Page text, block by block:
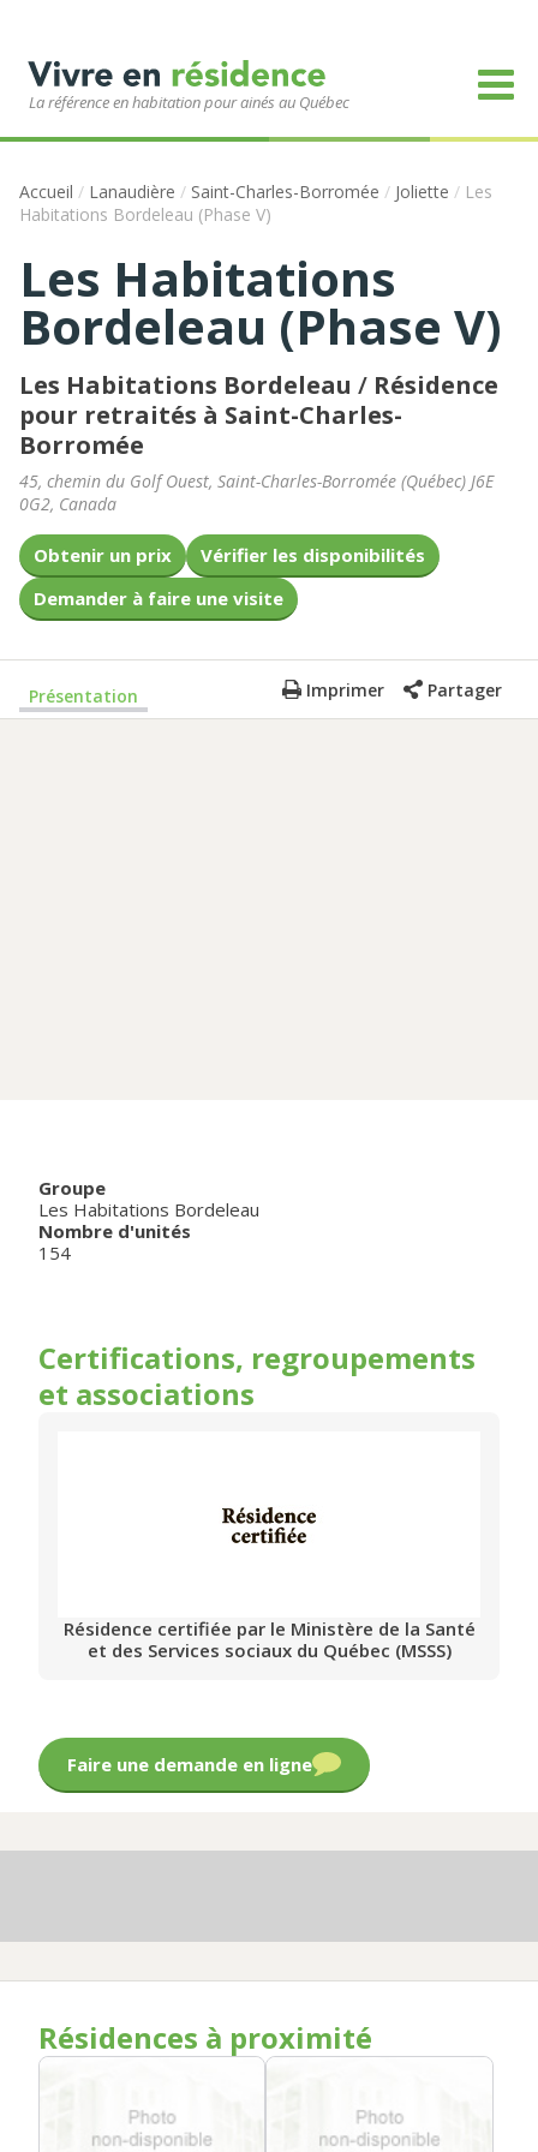
La référence en habitation pour ainés au Québec
Accueil / Lanaudière / Saint-Charles-Borromée / Joliette / Les
Habitations Bordeleau (Phase V)
Les Habitations
Bordeleau (Phase V)
Les Habitations Bordeleau / Résidence
pour retraités à Saint-Charles-
Borromée
45, chemin du Golf Ouest, Saint-Charles-Borromée (Québec) J6E
0G2, Canada
Obtenir un prix
Vérifier les disponibilités
Demander à faire une visite
Présentation Imprimer Partager
Groupe
Les Habitations Bordeleau
Nombre d'unités
154
Certifications, regroupements
et associations
Résidence certifiée par le Ministère de la Santé
et des Services sociaux du Québec (MSSS)
Faire une demande en ligne
Résidences à proximité